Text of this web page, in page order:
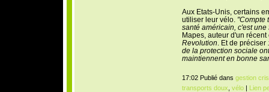
Aux Etats-Unis, certains
utiliser leur vélo. "Compte
santé américain, c'est
Mapes, auteur d'un
Revolution . Et de préciser
de la protection sociale
maintiennent en bonne
17:02 Publié dans gestion
transports doux vélo| Lien